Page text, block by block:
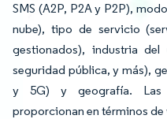
SMS (A2P, P2A y P2P),
nube), tipo de servicio
gestionados), industria
seguridad pública, y más),
y 5G) y geografía. Las
proporcionan en términos de